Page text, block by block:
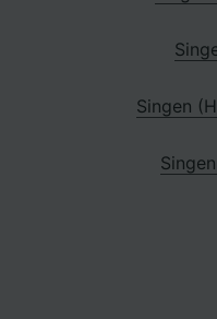
Singen